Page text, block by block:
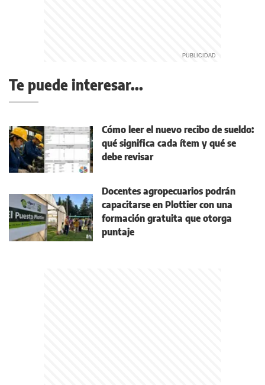
Te puede interesar...
Cómo leer el nuevo recibo de sueldo:
qué significa cada ítem y qué se
debe revisar
Docentes agropecuarios podrán
capacitarse en Plottier con una
formación gratuita que otorga
puntaje